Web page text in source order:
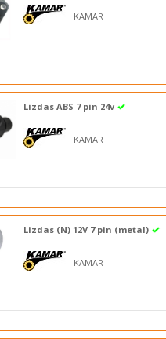
KAMAR
Lizdas ABS 7 pin 24v
KAMAR
Lizdas (N) 12V 7 pin (metal)
KAMAR